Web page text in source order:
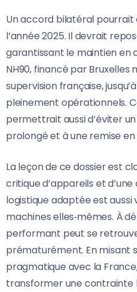
Un accord bilatéral pourrait
l’année 2025. Il devrait
garantissant le maintien en
NH90, financé par Bruxelles
supervision française,
pleinement opérationnels.
permettrait aussi d’éviter
prolongé et à une remise
La leçon de ce dossier est
critique d’appareils et
logistique adaptée est aussi
machines elles‑mêmes. À
performant peut se
prématurément. En misant
pragmatique avec la
transformer une